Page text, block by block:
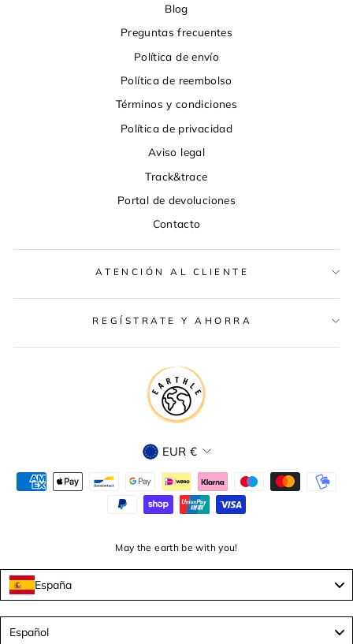
Blog
Preguntas frecuentes
Política de envío
Política de reembolso
Términos y condiciones
Política de privacidad
Aviso legal
Track&trace
Portal de devoluciones
Contacto
ATENCIÓN AL CLIENTE
REGÍSTRATE Y AHORRA
MONEDA
EUR €
May the earth be with you!
España
Español